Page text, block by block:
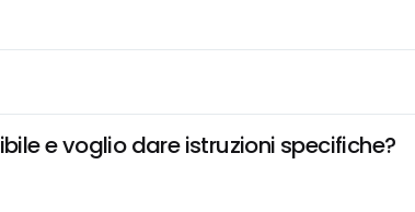
e voglio dare istruzioni specifiche?